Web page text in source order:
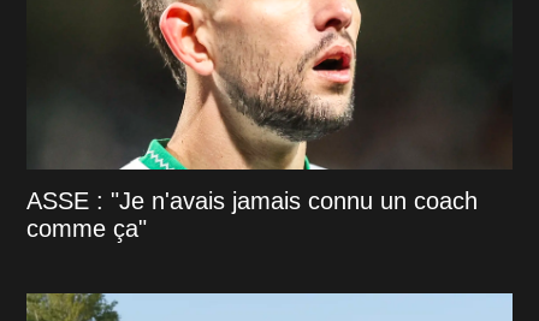
ASSE : "Je n'avais jamais connu un coach
comme ça"